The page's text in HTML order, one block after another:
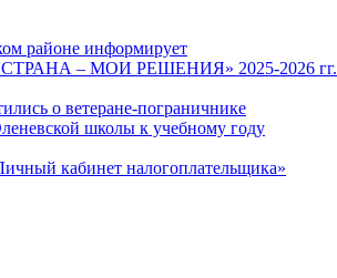
районе информирует
СТРАНА – МОИ РЕШЕНИЯ» 2025-2026 гг.
о ветеране-пограничнике
школы к учебному году
кабинет налогоплательщика»